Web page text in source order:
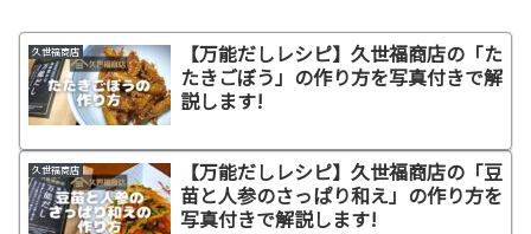
久世福商店
【万能だしレシピ】久世福商店の「た
たきごぼう」の作り方を写真付きで解
説します!
久世福商店
【万能だしレシピ】久世福商店の「豆
苗と人参のさっぱり和え」の作り方を
写真付きで解説します!